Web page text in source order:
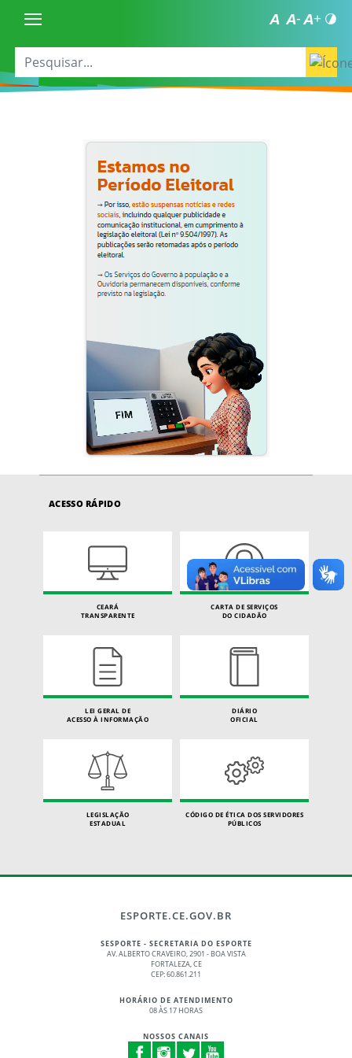
ACESSO RÁPIDO
CEARÁ
TRANSPARENTE
CARTA DE SERVIÇOS
DO CIDADÃO
LEI GERAL DE
ACESSO À INFORMAÇÃO
DIÁRIO
OFICIAL
LEGISLAÇÃO
ESTADUAL
CÓDIGO DE ÉTICA DOS SERVIDORES
PÚBLICOS
ESPORTE.CE.GOV.BR
SESPORTE - SECRETARIA DO ESPORTE
AV. ALBERTO CRAVEIRO, 2901 - BOA VISTA
FORTALEZA, CE
CEP: 60.861.211
HORÁRIO DE ATENDIMENTO
08 ÀS 17 HORAS
NOSSOS CANAIS